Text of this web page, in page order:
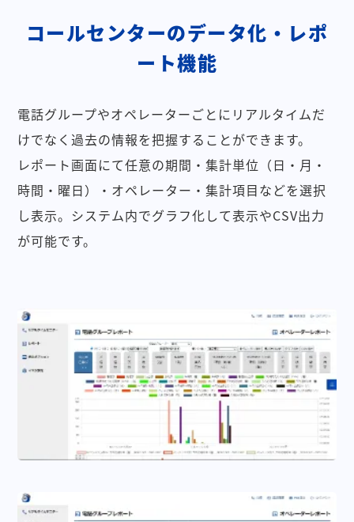
コールセンターのデータ化・レポ
ート機能
電話グループやオペレーターごとにリアルタイムだ
けでなく過去の情報を把握することができます。
レポート画面にて任意の期間・集計単位（日・月・
時間・曜日）・オペレーター・集計項目などを選択
し表示。システム内でグラフ化して表示やCSV出力
が可能です。